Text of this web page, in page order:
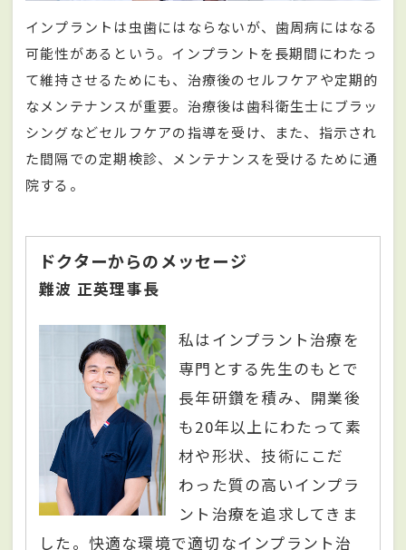
インプラントは虫歯にはならないが、歯周病にはなる
可能性があるという。インプラントを長期間にわたっ
て維持させるためにも、治療後のセルフケアや定期的
なメンテナンスが重要。治療後は歯科衛生士にブラッ
シングなどセルフケアの指導を受け、また、指示され
た間隔での定期検診、メンテナンスを受けるために通
院する。
ドクターからのメッセージ
難波 正英理事長
私はインプラント治療を
専門とする先生のもとで
長年研鑽を積み、開業後
も20年以上にわたって素
材や形状、技術にこだ
わった質の高いインプラ
ント治療を追求してきま
した。快適な環境で適切なインプラント治